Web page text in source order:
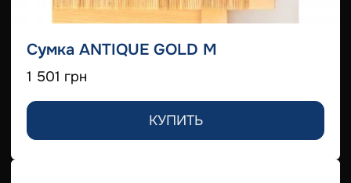
Сумка ANTIQUE GOLD M
1 501 грн
КУПИТЬ